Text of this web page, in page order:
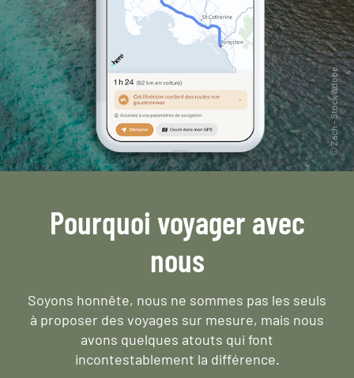
Pourquoi voyager avec
nous
Soyons honnête, nous ne sommes pas les seuls
à proposer des voyages sur mesure, mais nous
avons quelques atouts qui font
incontestablement la différence.